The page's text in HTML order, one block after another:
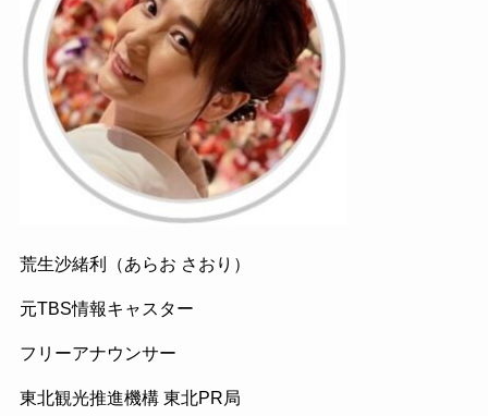
荒生沙緒利（あらお さおり）
元TBS情報キャスター
フリーアナウンサー
東北観光推進機構 東北PR局